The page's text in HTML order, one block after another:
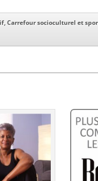
Carrefour socioculturel et